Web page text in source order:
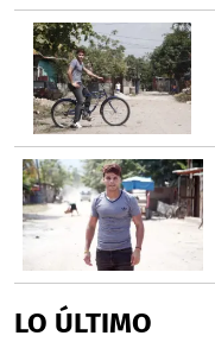
LO ÚLTIMO